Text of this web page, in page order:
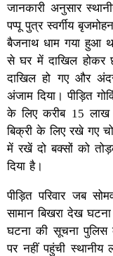
जानकारी अनुसार
पप्पू पुत्र स्वर्गीय
बैजनाथ धाम गया हुआ
से घर में दाखिल होकर
दाखिल हो गए और
अंजाम दिया। पीड़ित
के लिए करीब 15
बिक्री के लिए रखे गए
में रखें दो बक्सों को
दिया है।
पीड़ित परिवार जब
सामान बिखरा देख
घटना की सूचना
पर नहीं पहुंची स्थानीय